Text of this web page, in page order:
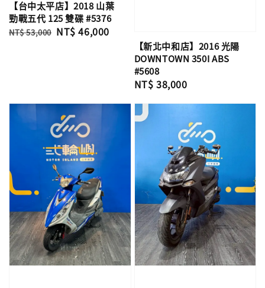
【台中太平店】2018 山葉
勁戰五代 125 雙碟 #5376
Regular
NT$ 53,000 Sale
NT$ 46,000
【新北中和店】2016 光陽
DOWNTOWN 350I ABS
#5608
Regular
NT$ 38,000